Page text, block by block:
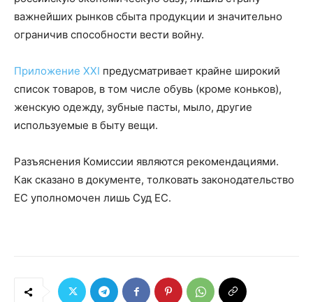
важнейших рынков сбыта продукции и значительно
ограничив способности вести войну.
Приложение XXI предусматривает крайне широкий
список товаров, в том числе обувь (кроме коньков),
женскую одежду, зубные пасты, мыло, другие
используемые в быту вещи.
Разъяснения Комиссии являются рекомендациями.
Как сказано в документе, толковать законодательство
ЕС уполномочен лишь Суд ЕС.